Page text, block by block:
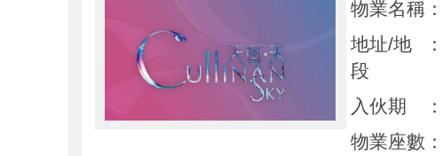
物業名稱：
地址/地
段
：
入伙期 ：
物業座數 ：